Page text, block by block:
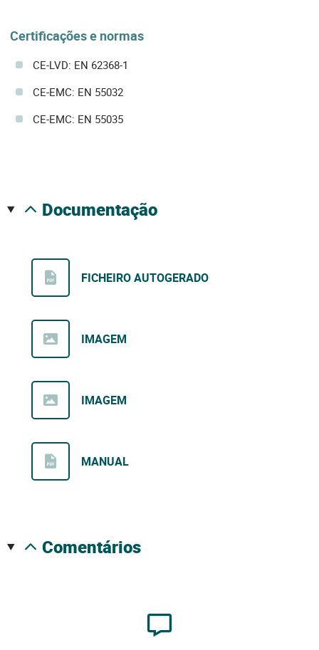
Certificações e normas
CE-LVD: EN 62368-1
CE-EMC: EN 55032
CE-EMC: EN 55035
documentação
FICHEIRO AUTOGERADO
IMAGEM
IMAGEM
MANUAL
comentários